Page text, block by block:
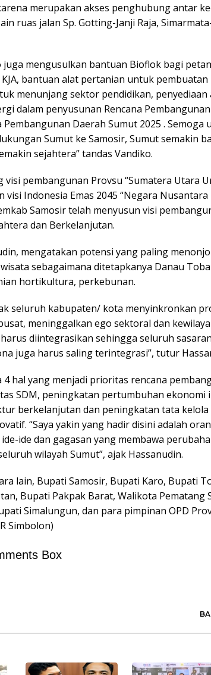
merupakan akses penghubung antar
ruas jalan Sp. Gotting-Janji Raja,
juga mengusulkan bantuan Bioflok bagi
bantuan alat pertanian untuk
menunjang sektor pendidikan, penyediaan
dalam penyusunan Rencana
Pembangunan Daerah Sumut 2025 . Semoga
Sumut ke Samosir, Sumut semakin
sejahtera” tandas Vandiko.
visi pembangunan Provsu “Sumatera Utara
visi Indonesia Emas 2045 “Negara
Samosir telah menyusun visi
dan Berkelanjutan.
mengatakan potensi yang paling
sebagaimana ditetapkanya Danau
hortikultura, perkebunan.
seluruh kabupaten/ kota menyinkronkan
meninggalkan ego sektoral dan
diintegrasikan sehingga seluruh
juga harus saling terintegrasi”, tutur
4 hal yang menjadi prioritas rencana
SDM, peningkatan pertumbuhan ekonomi
berkelanjutan dan peningkatan tata
“Saya yakin yang hadir disini adalah
ide dan gagasan yang membawa
wilayah Sumut”, ajak Hassanudin.
lain, Bupati Samosir, Bupati Karo, Bupati
Bupati Pakpak Barat, Walikota Pematang
Simalungun, dan para pimpinan OPD
Simbolon)
Box